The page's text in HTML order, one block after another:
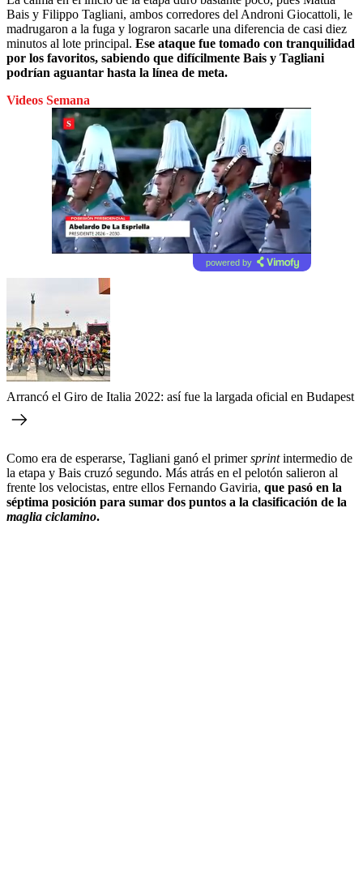
Bais y Filippo Tagliani, ambos corredores del Androni Giocattoli, le
madrugaron a la fuga y lograron sacarle una diferencia de casi diez
minutos al lote principal. Ese ataque fue tomado con tranquilidad
por los favoritos, sabiendo que difícilmente Bais y Tagliani
podrían aguantar hasta la línea de meta.
Videos Semana
powered by
Arrancó el Giro de Italia 2022: así fue la largada oficial en Budapest
Como era de esperarse, Tagliani ganó el primersprintintermedio de
la etapa y Bais cruzó segundo. Más atrás en el pelotón salieron al
frente los velocistas, entre ellos Fernando Gaviria, que pasó en la
séptima posición para sumar dos puntos a la clasificación de la
maglia ciclamino.